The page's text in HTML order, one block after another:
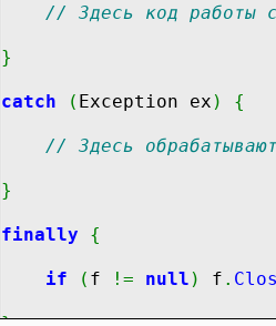
// Здесь код работы
}
catch ( Exception ex ) {
// Здесь
}
finally {
if ( f != null ) f .